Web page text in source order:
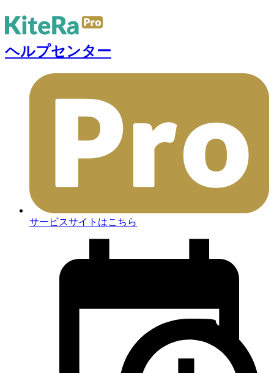
ヘルプセンター
サービスサイトはこちら